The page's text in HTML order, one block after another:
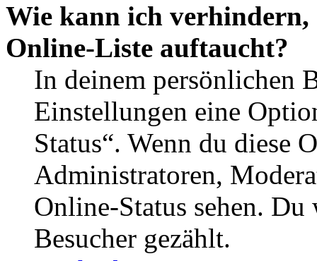
Wie kann ich verhindern,
Online-Liste auftaucht?
In deinem persönlichen
Einstellungen eine
Status“. Wenn du diese
Administratoren,
Online-Status sehen.
Besucher gezählt.